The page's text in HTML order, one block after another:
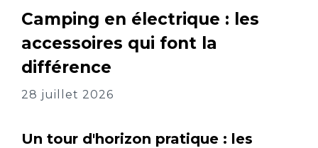
Camping en électrique : les
accessoires qui font la
différence
28 juillet 2026
Un tour d'horizon pratique : les